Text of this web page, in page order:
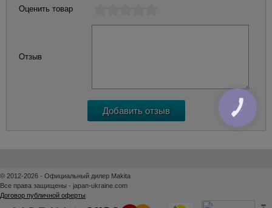
Оценить товар
Отзыв
© 2012-2026 - Официальный дилер Makita
Все права защищены - japan-ukraine.com
Договор публичной оферты
КНОПКА
ЗВ'ЯЗКУ